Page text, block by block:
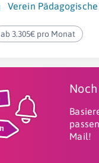
Verein
ab 3.305€ pro Monat
Mail!